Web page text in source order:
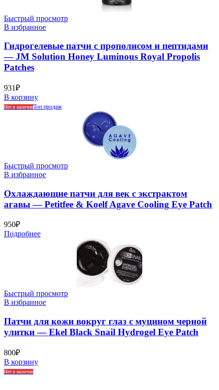
Быстрый просмотр
В избранное
Гидрогелевые патчи с прополисом и пептидами
— JM Solution Honey Luminous Royal Propolis
Patches
931₽
В корзину
Нет в наличииТоп продаж
Быстрый просмотр
В избранное
Охлаждающие патчи для век с экстрактом
агавы — Petitfee & Koelf Agave Cooling Eye Patch
950₽
Подробнее
Быстрый просмотр
В избранное
Патчи для кожи вокруг глаз с муцином черной
улитки — Ekel Black Snail Hydrogel Eye Patch
800₽
В корзину
Нет в наличии